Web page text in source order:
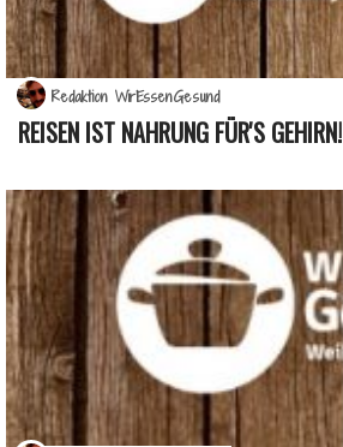
REISEN IST NAHRUNG FÜR'S GEHIRN!
Redaktion WirEssenGesund